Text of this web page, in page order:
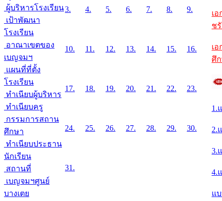
ผู้บริหารโรงเรียน
เป้าพัฒนา
โรงเรียน
อาณาเขตของ
เบญจมฯ
แผนที่ที่ตั้ง
โรงเรียน
ทำเนียบผู้บริหาร
ทำเนียบครู
กรรมการสถาน
ศึกษา
ทำเนียบประธาน
นักเรียน
สถานที่
เบญจมฯศูนย์
บางเตย
3. 4. 5. 6. 7. 8. 9.
10. 11. 12. 13. 14. 15. 16.
17. 18. 19. 20. 21. 22. 23.
24. 25. 26. 27. 28. 29. 30.
31.
เ
ช
เ
ศึ
1.
2.
3.
4.
แ